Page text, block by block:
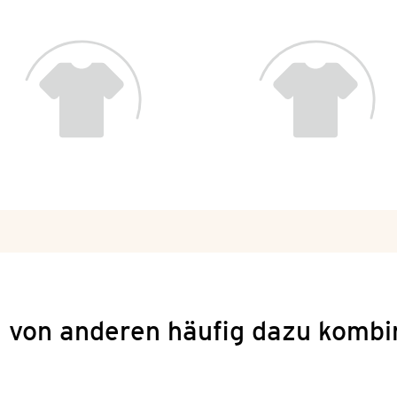
von anderen häufig dazu